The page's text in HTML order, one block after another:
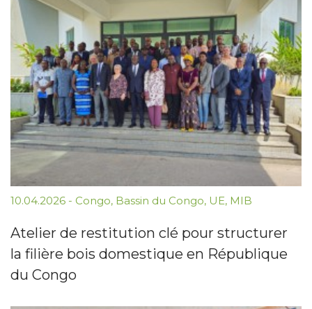
10.04.2026 - Congo, Bassin du Congo, UE, MIB
Atelier de restitution clé pour structurer
la filière bois domestique en République
du Congo